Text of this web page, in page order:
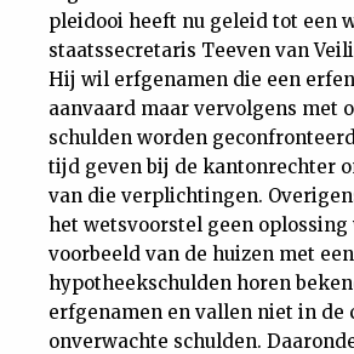
pleidooi heeft nu geleid tot een
staatssecretaris Teeven van
Hij wil erfgenamen die een
aanvaard maar vervolgens met
schulden worden
tijd geven bij de kantonrechter
van die verplichtingen.
het wetsvoorstel geen oplossing
voorbeeld van de huizen met
hypotheekschulden horen
erfgenamen en vallen niet in de
onverwachte schulden.